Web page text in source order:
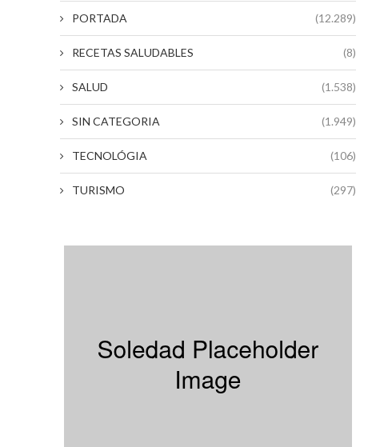
PORTADA (12.289)
RECETAS SALUDABLES (8)
SALUD (1.538)
SIN CATEGORIA (1.949)
TECNOLÓGIA (106)
TURISMO (297)